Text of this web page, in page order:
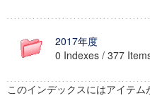
2017年度
0 Indexes / 377
このインデックスにはアイテム